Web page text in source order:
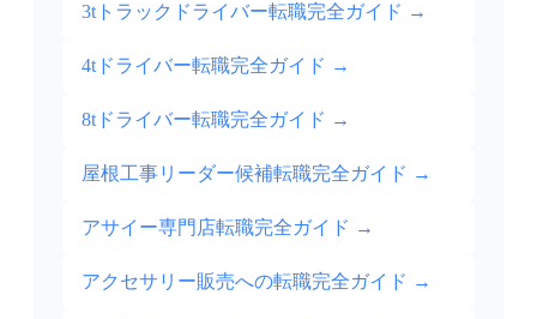
3tトラックドライバー転職完全ガイド →
4tドライバー転職完全ガイド →
8tドライバー転職完全ガイド →
屋根工事リーダー候補転職完全ガイド →
アサイー専門店転職完全ガイド →
アクセサリー販売への転職完全ガイド →